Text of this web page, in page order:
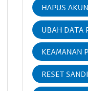
HAPUS
UBAH DATA
KEAMANAN
RESET